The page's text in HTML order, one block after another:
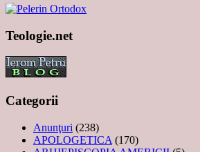
Teologie.net
Categorii
Anunţuri (238)
APOLOGETICA (170)